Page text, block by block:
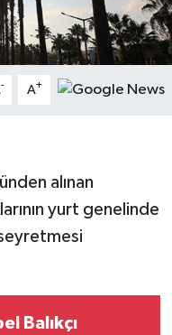
- A+
alınan
yurt genelinde
Balıkçı